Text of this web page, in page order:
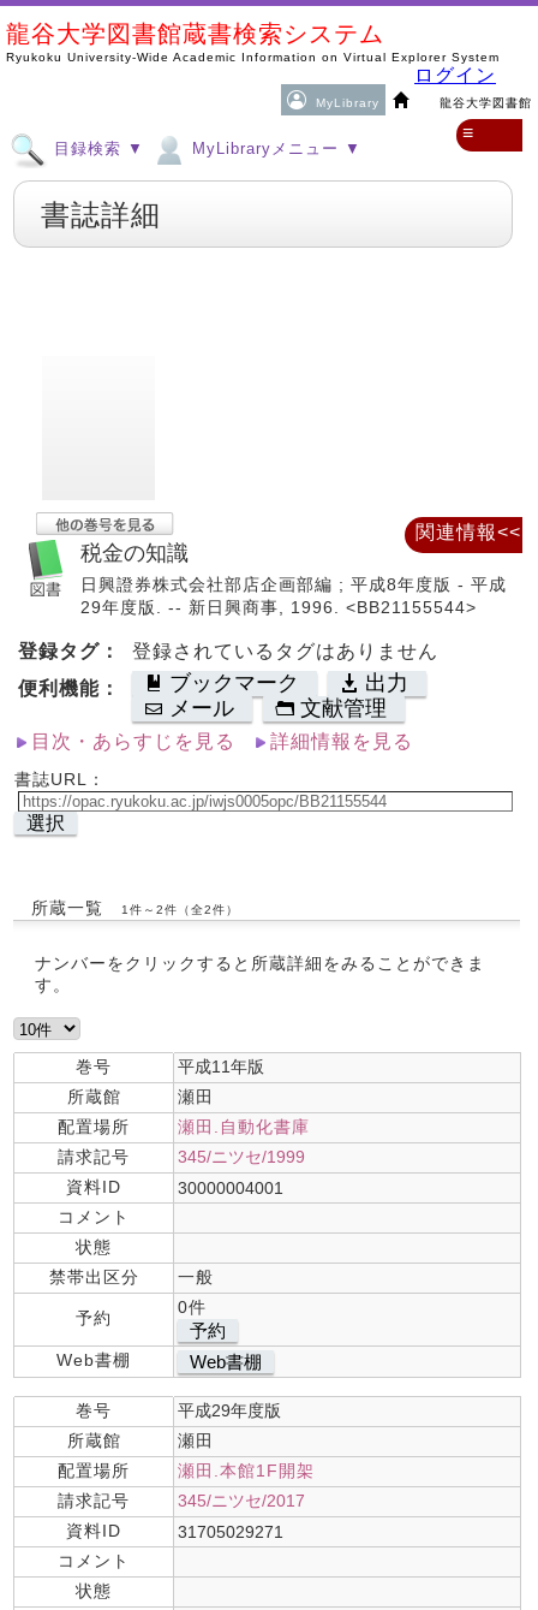
龍谷大学図書館蔵書検索システム
Ryukoku University-Wide Academic Information on Virtual Explorer System
MyLibrary 龍谷大学図書館
ログイン
目録検索 ▼ MyLibraryメニュー ▼
≡
書誌詳細
税金の知識
日興證券株式会社部店企画部編 ; 平成8年度版 - 平成
29年度版. -- 新日興商事, 1996. <BB21155544>
登録タグ：
登録されているタグはありません
便利機能：
ブックマーク
出力
メール
文献管理
目次・あらすじを見る 詳細情報を見る
書誌URL：
選択
所蔵一覧 1件～2件（全2件）
ナンバーをクリックすると所蔵詳細をみることができま
す。
巻号
平成11年版
所蔵館
瀬田
配置場所
瀬田.自動化書庫
請求記号
345/ニツセ/1999
資料ID
30000004001
コメント
状態
禁帯出区分
一般
予約
0件
予約
Web書棚 Web書棚
巻号
平成29年度版
所蔵館
瀬田
配置場所
瀬田.本館1F開架
請求記号
345/ニツセ/2017
資料ID
31705029271
コメント
状態
関連情報<<